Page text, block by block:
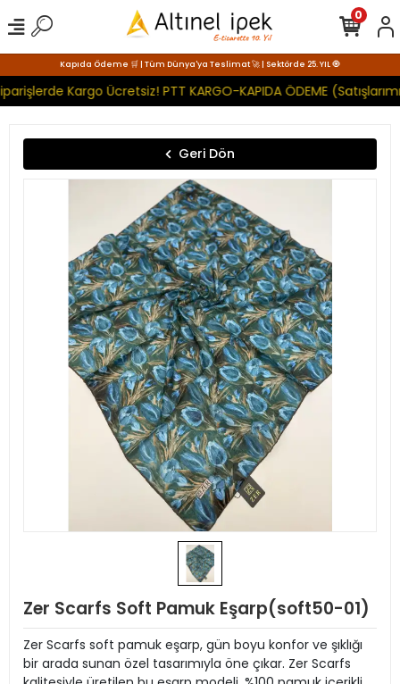
Kapıda Ödeme 🛒 | Tüm Dünya'ya Teslimat 🚀 | Sektörde 25. YIL 🧿
Kargo Ücretsiz! PTT KARGO-KAPIDA ÖDEME
0
Geri Dön
Zer Scarfs Soft Pamuk Eşarp(soft50-01)
Zer Scarfs soft pamuk eşarp, gün boyu konfor ve şıklığı
bir arada sunan özel tasarımıyla öne çıkar. Zer Scarfs